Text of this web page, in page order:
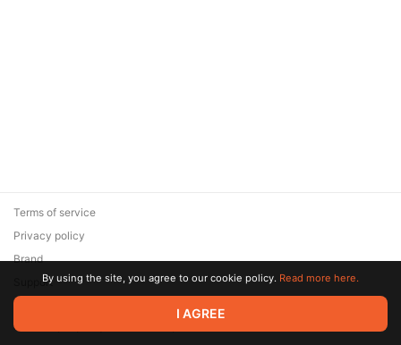
© 2026 Zaya Solutions Limited. All rights reserved. All trademarks
are the property of their respective owners.
Terms of service
Privacy policy
Brand
SupportBy using the site, you agree to our cookie policy. Read more here.
I AGREE